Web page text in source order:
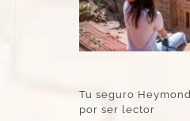
Tu seguro
por ser lector